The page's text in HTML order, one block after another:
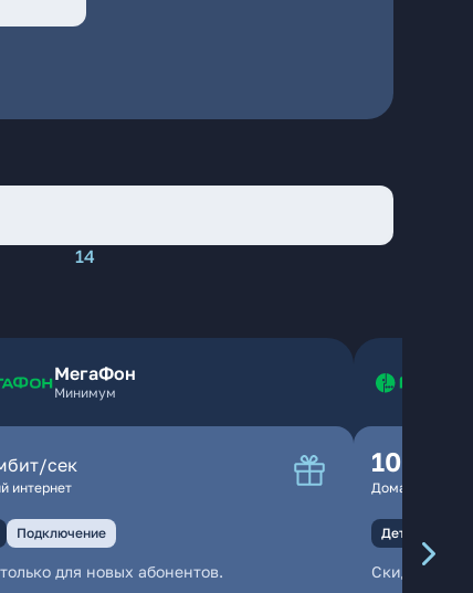
14
МегаФон
Минимум
сек
интернет
Подключение
для новых абонентов.
100
Домашний
Детали
Скидка